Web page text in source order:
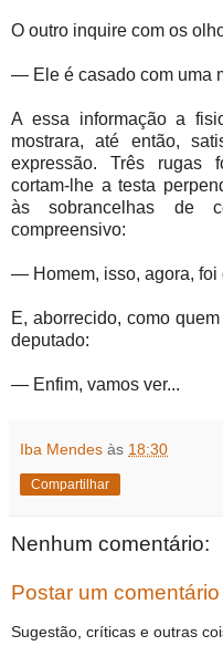
O outro inquire com os
— Ele é casado com uma
A essa informação a
mostrara, até então,
expressão. Três rugas
cortam-lhe a testa
às sobrancelhas de
compreensivo:
— Homem, isso, agora, foi
E, aborrecido, como
deputado:
— Enfim, vamos ver...
Iba Mendes às 18:30
Compartilhar
Nenhum comentário:
Postar um comentário
Sugestão, críticas e outras